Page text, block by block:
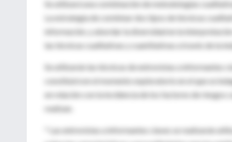
Se utilizará una combinación de metodologías
La estrategia de combinar dos tipos de técnicas
información, y abordar la diversidad en la
las técnicas cualitativas y cuantitativas a través de la
Se utilizarán las técnicas de entrevistas a informantes
constituirá en el momento exploratorio en el que se
en relación con la incidencia de los factores de riesgos
realizan.
* Las entrevistas a informantes claves se realizarán